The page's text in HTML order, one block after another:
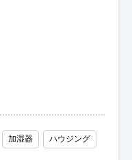
加湿器 ハウジング